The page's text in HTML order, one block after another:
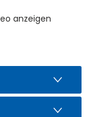
Gerhard Frey
sich mit einem
des
Arbeit und
anzeigen